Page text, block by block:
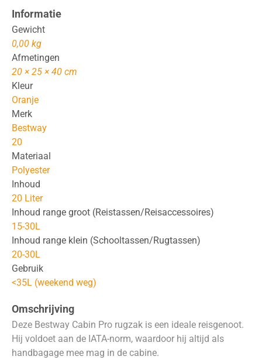
Informatie
Gewicht
0,00 kg
Afmetingen
20 × 25 × 40 cm
Kleur
Oranje
Merk
Bestway
20
Materiaal
Polyester
Inhoud
20 Liter
Inhoud range groot (Reistassen/Reisaccessoires)
15-30L
Inhoud range klein (Schooltassen/Rugtassen)
20-30L
Gebruik
<35L (weekend weg)
Omschrijving
Deze Bestway Cabin Pro rugzak is een ideale reisgenoot.
Hij voldoet aan de IATA-norm, waardoor hij altijd als
handbagage mee mag in de cabine.